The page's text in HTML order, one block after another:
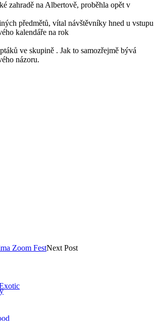
zahradě na Albertově, proběhla opět v
předmětů, vítal návštěvníky hned u vstupu
kalendáře na rok
ve skupině . Jak to samozřejmě bývá
názoru.
Zoom FestNext Post